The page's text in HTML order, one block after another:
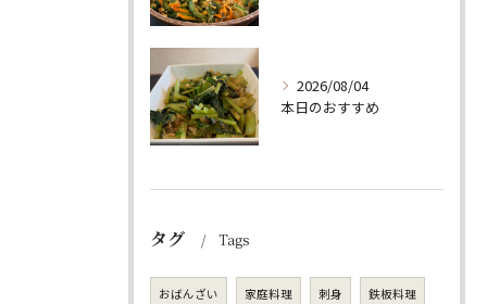
2026/08/04
本日のおすすめ
タグ Tags
おばんざい 家庭料理 刺身 鉄板料理